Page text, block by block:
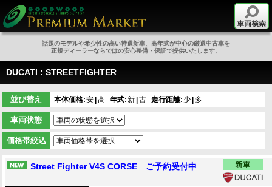
話題のモデルや希少性の高い特選新車、高年式が中心の厳選中古車を
正規ディーラーならではの安心整備・保証で提供いたします。
DUCATI : STREETFIGHTER
並び替え 本体価格:安 高 年式:新 古 走行距離: 少 多
車両状態
価格帯絞込
Street Fighter V4S CORSE ご予約受付中